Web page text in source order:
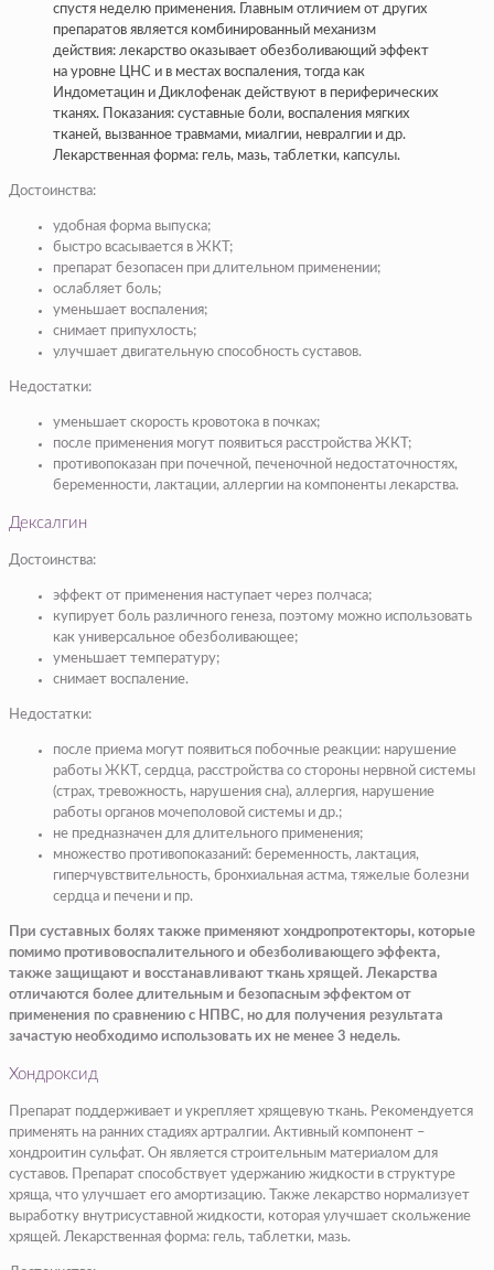
спустя неделю применения. Главным отличием от других
препаратов является комбинированный механизм
действия: лекарство оказывает обезболивающий эффект
на уровне ЦНС и в местах воспаления, тогда как
Индометацин и Диклофенак действуют в периферических
тканях. Показания: суставные боли, воспаления мягких
тканей, вызванное травмами, миалгии, невралгии и др.
Лекарственная форма: гель, мазь, таблетки, капсулы.
Достоинства:
удобная форма выпуска;
быстро всасывается в ЖКТ;
препарат безопасен при длительном применении;
ослабляет боль;
уменьшает воспаления;
снимает припухлость;
улучшает двигательную способность суставов.
Недостатки:
уменьшает скорость кровотока в почках;
после применения могут появиться расстройства ЖКТ;
противопоказан при почечной, печеночной недостаточностях,
беременности, лактации, аллергии на компоненты лекарства.
Дексалгин
Достоинства:
эффект от применения наступает через полчаса;
купирует боль различного генеза, поэтому можно использовать
как универсальное обезболивающее;
уменьшает температуру;
снимает воспаление.
Недостатки:
после приема могут появиться побочные реакции: нарушение
работы ЖКТ, сердца, расстройства со стороны нервной системы
(страх, тревожность, нарушения сна), аллергия, нарушение
работы органов мочеполовой системы и др.;
не предназначен для длительного применения;
множество противопоказаний: беременность, лактация,
гиперчувствительность, бронхиальная астма, тяжелые болезни
сердца и печени и пр.
При суставных болях также применяют хондропротекторы, которые
помимо противовоспалительного и обезболивающего эффекта,
также защищают и восстанавливают ткань хрящей. Лекарства
отличаются более длительным и безопасным эффектом от
применения по сравнению с НПВС, но для получения результата
зачастую необходимо использовать их не менее 3 недель.
Хондроксид
Препарат поддерживает и укрепляет хрящевую ткань. Рекомендуется
применять на ранних стадиях артралгии. Активный компонент –
хондроитин сульфат. Он является строительным материалом для
суставов. Препарат способствует удержанию жидкости в структуре
хряща, что улучшает его амортизацию. Также лекарство нормализует
выработку внутрисуставной жидкости, которая улучшает скольжение
хрящей. Лекарственная форма: гель, таблетки, мазь.